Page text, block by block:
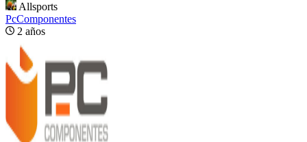
Allsports
PcComponentes
2 años